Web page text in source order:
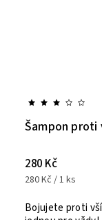
Šampon proti
280 Kč
280 Kč / 1 ks
Bojujete proti